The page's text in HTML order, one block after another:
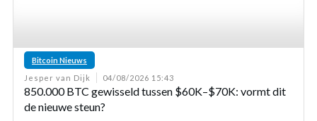
Bitcoin Nieuws
Jesper van Dijk
04/08/2026 15:43
850.000 BTC gewisseld tussen $60K–$70K: vormt dit
de nieuwe steun?